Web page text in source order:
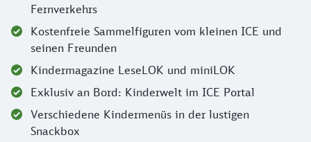
Fernverkehrs
Kostenfreie Sammelfiguren vom kleinen ICE und
seinen Freunden
Kindermagazine LeseLOK und miniLOK
Exklusiv an Bord: Kinderwelt im ICE Portal
Verschiedene Kindermenüs in der lustigen
Snackbox